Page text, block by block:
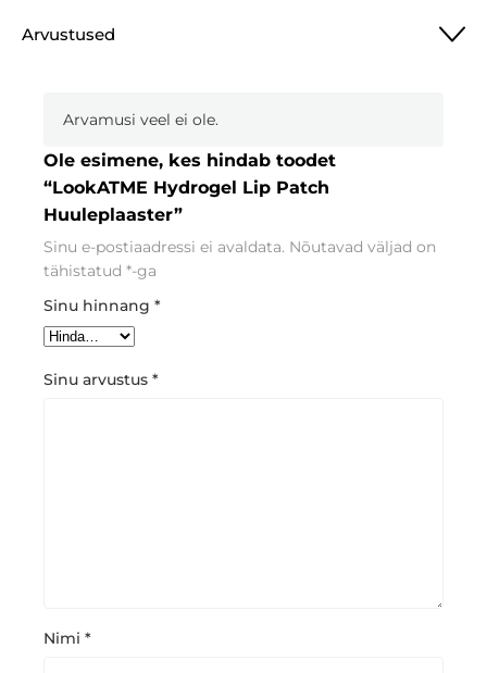
Arvustused
Arvamusi veel ei ole.
Ole esimene, kes hindab toodet
“LookATME Hydrogel Lip Patch
Huuleplaaster”
Sinu e-postiaadressi ei avaldata. Nõutavad väljad on
tähistatud *-ga
Sinu hinnang *
Sinu arvustus *
Nimi *